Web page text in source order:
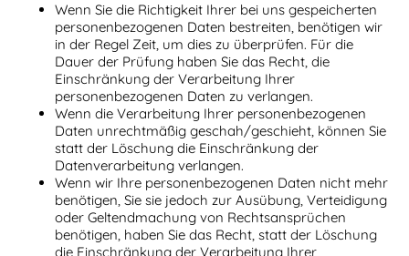
Wenn Sie die Richtigkeit Ihrer bei uns gespeicherten
personenbezogenen Daten bestreiten, benötigen wir
in der Regel Zeit, um dies zu überprüfen. Für die
Dauer der Prüfung haben Sie das Recht, die
Einschränkung der Verarbeitung Ihrer
personenbezogenen Daten zu verlangen.
Wenn die Verarbeitung Ihrer personenbezogenen
Daten unrechtmäßig geschah/geschieht, können Sie
statt der Löschung die Einschränkung der
Datenverarbeitung verlangen.
Wenn wir Ihre personenbezogenen Daten nicht mehr
benötigen, Sie sie jedoch zur Ausübung, Verteidigung
oder Geltendmachung von Rechtsansprüchen
benötigen, haben Sie das Recht, statt der Löschung
die Einschränkung der Verarbeitung Ihrer